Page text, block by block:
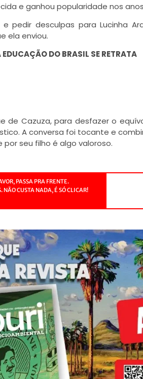
e ganhou popularidade nos
pedir desculpas para Lucinha
ela enviou.
DO BRASIL SE RETRATA
de Cazuza, para desfazer o
A conversa foi tocante e
seu filho é algo valoroso.
PASSA PRA FRENTE.
NÃO CUSTA NADA, É SÓ CLICAR!